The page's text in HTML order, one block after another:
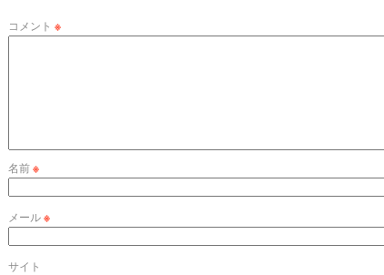
コメント ※
名前※
メール※
サイト